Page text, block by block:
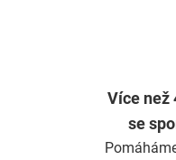
Více než
se